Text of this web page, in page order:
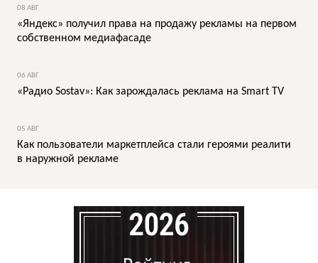
08 АВГ
«Яндекс» получил права на продажу рекламы на первом
собственном медиафасаде
06 АВГ
«Радио Sostav»: Как зарождалась реклама на Smart TV
05 АВГ
Как пользователи маркетплейса стали героями реалити
в наружной рекламе